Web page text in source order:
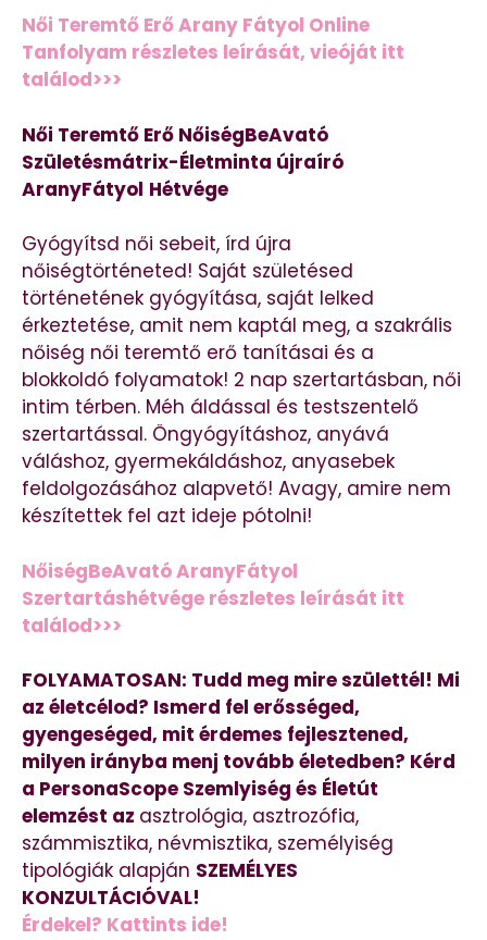
Női Teremtő Erő Arany Fátyol Online
Tanfolyam részletes leírását, vieóját itt
találod>>>
Női Teremtő Erő NőiségBeAvató
Születésmátrix-Életminta újraíró
AranyFátyol Hétvége
Gyógyítsd női sebeit, írd újra
nőiségtörténeted! Saját születésed
történetének gyógyítása, saját lelked
érkeztetése, amit nem kaptál meg, a szakrális
nőiség női teremtő erő tanításai és a
blokkoldó folyamatok! 2 nap szertartásban, női
intim térben. Méh áldással és testszentelő
szertartással. Öngyógyításhoz, anyává
váláshoz, gyermekáldáshoz, anyasebek
feldolgozásához alapvető! Avagy, amire nem
készítettek fel azt ideje pótolni!
NőiségBeAvató AranyFátyol
Szertartáshétvége részletes leírását itt
találod>>>
FOLYAMATOSAN: Tudd meg mire születtél! Mi
az életcélod? Ismerd fel erősséged,
gyengeséged, mit érdemes fejlesztened,
milyen irányba menj tovább életedben? Kérd
a PersonaScope Szemlyiség és Életút
elemzést az asztrológia, asztrozófia,
számmisztika, névmisztika, személyiség
tipológiák alapján SZEMÉLYES
KONZULTÁCIÓVAL!
Érdekel? Kattints ide!